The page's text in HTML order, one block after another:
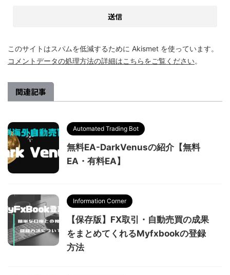
このサイトはスパムを低減するために Akismet を使っています。
コメントデータの処理方法の詳細はこちらをご覧ください。
関連記事
Automated Trading Bot
無料EA-DarkVenusの紹介【無料
EA・有料EA】
Information Corner
【保存版】FX取引・自動売買の成果
をまとめてくれるMyfxbookの登録
方法